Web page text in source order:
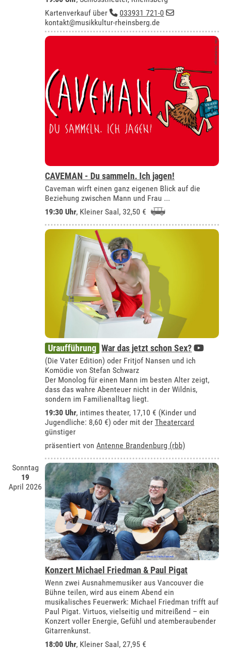
Kartenverkauf über
033931 721-0
kontakt@musikkultur-rheinsberg.de
CAVEMAN - Du sammeln. Ich jagen!
Caveman wirft einen ganz eigenen Blick auf die
Beziehung zwischen Mann und Frau ...
19:30 Uhr, Kleiner Saal , 32,50 €
Uraufführung War das jetzt schon Sex?
(Die Vater Edition) oder Fritjof Nansen und ich
Komödie von Stefan Schwarz
Der Monolog für einen Mann im besten Alter zeigt,
dass das wahre Abenteuer nicht in der Wildnis,
sondern im Familienalltag liegt.
19:30 Uhr, intimes theater, 17,10 € (Kinder und
Jugendliche: 8,60 €) oder mit derTheatercard
günstiger
präsentiert vonAntenne Brandenburg (rbb)
Sonntag
19
April 2026
Konzert Michael Friedman & Paul Pigat
Wenn zwei Ausnahmemusiker aus Vancouver die
Bühne teilen, wird aus einem Abend ein
musikalisches Feuerwerk: Michael Friedman trifft auf
Paul Pigat. Virtuos, vielseitig und mitreißend – ein
Konzert voller Energie, Gefühl und atemberaubender
Gitarrenkunst.
18:00 Uhr, Kleiner Saal , 27,95 €